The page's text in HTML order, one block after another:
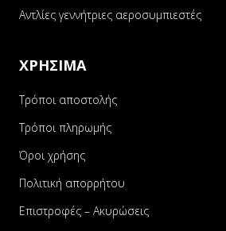
Αντλίες γεννήτριες αεροσυμπιεστές
ΧΡΗΣΙΜΑ
Τρόποι αποστολής
Τρόποι πληρωμής
Όροι χρήσης
Πολιτική απορρήτου
Επιστροφές – Ακυρώσεις